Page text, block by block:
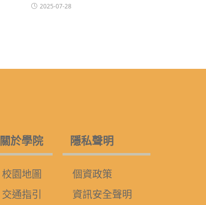
2025-07-28
關於學院
校園地圖
交通指引
隱私聲明
個資政策
資訊安全聲明